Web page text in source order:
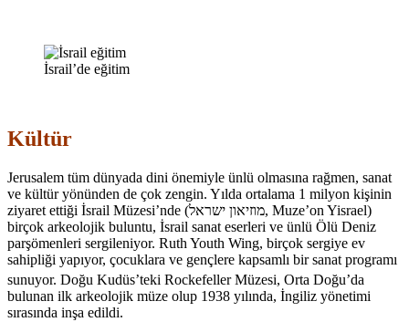
İsrail’de eğitim
Kültür
Jerusalem tüm dünyada dini önemiyle ünlü olmasına rağmen, sanat
ve kültür yönünden de çok zengin. Yılda ortalama 1 milyon kişinin
ziyaret ettiği İsrail Müzesi’nde (מוזיאון ישראל‎, Muze’on Yisrael)
birçok arkeolojik buluntu, İsrail sanat eserleri ve ünlü Ölü Deniz
parşömenleri sergileniyor. Ruth Youth Wing, birçok sergiye ev
sahipliği yapıyor, çocuklara ve gençlere kapsamlı bir sanat programı
sunuyor. Doğu Kudüs’teki Rockefeller Müzesi, Orta Doğu’da
bulunan ilk arkeolojik müze olup 1938 yılında, İngiliz yönetimi
sırasında inşa edildi.